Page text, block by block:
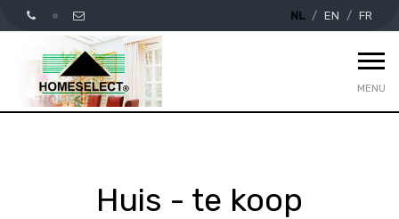
NL EN FR
MENU
Huis - te koop